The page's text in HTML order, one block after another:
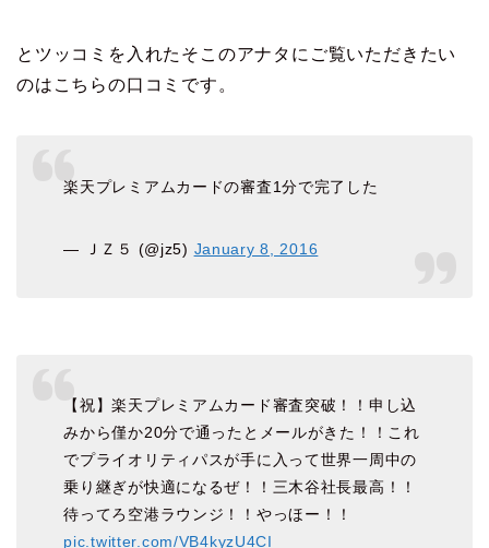
とツッコミを入れたそこのアナタにご覧いただきたい
のはこちらの口コミです。
楽天プレミアムカードの審査1分で完了した
— ＪＺ５ (@jz5) January 8, 2016
【祝】楽天プレミアムカード審査突破！！申し込
みから僅か20分で通ったとメールがきた！！これ
でプライオリティパスが手に入って世界一周中の
乗り継ぎが快適になるぜ！！三木谷社長最高！！
待ってろ空港ラウンジ！！やっほー！！
pic.twitter.com/VB4kyzU4CI